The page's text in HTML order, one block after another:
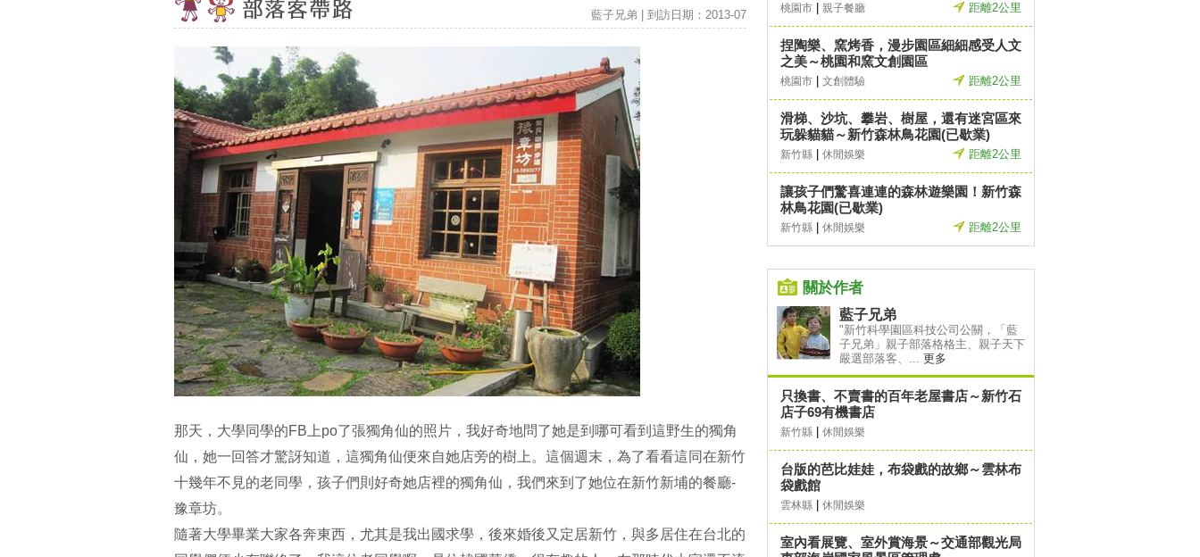
藍子兄弟 | 到訪日期：2013-07
那天，大學同學的FB上po了張獨角仙的照片，我好奇地問了她是到哪可看到這野生的獨角
仙，她一回答才驚訝知道，這獨角仙便來自她店旁的樹上。這個週末，為了看看這同在新竹
十幾年不見的老同學，孩子們則好奇她店裡的獨角仙，我們來到了她位在新竹新埔的餐廳-
豫章坊。
隨著大學畢業大家各奔東西，尤其是我出國求學，後來婚後又定居新竹，與多居住在台北的
桃園市 親子餐廳 距離2公里
捏陶樂、窯烤香，漫步園區細細感受人文
之美～桃園和窯文創園區
桃園市 文創體驗 距離2公里
滑梯、沙坑、攀岩、樹屋，還有迷宮區來
玩躲貓貓～新竹森林鳥花園(已歇業)
新竹縣 休閒娛樂 距離2公里
讓孩子們驚喜連連的森林遊樂園！新竹森
林鳥花園(已歇業)
新竹縣 休閒娛樂 距離2公里
關於作者
藍子兄弟
"新竹科學園區科技公司公關，「藍
子兄弟」親子部落格格主、親子天下
嚴選部落客、... 更多
只換書、不賣書的百年老屋書店～新竹石
店子69有機書店
新竹縣 休閒娛樂
台版的芭比娃娃，布袋戲的故鄉～雲林布
袋戲館
雲林縣 休閒娛樂
室內看展覽、室外賞海景～交通部觀光局